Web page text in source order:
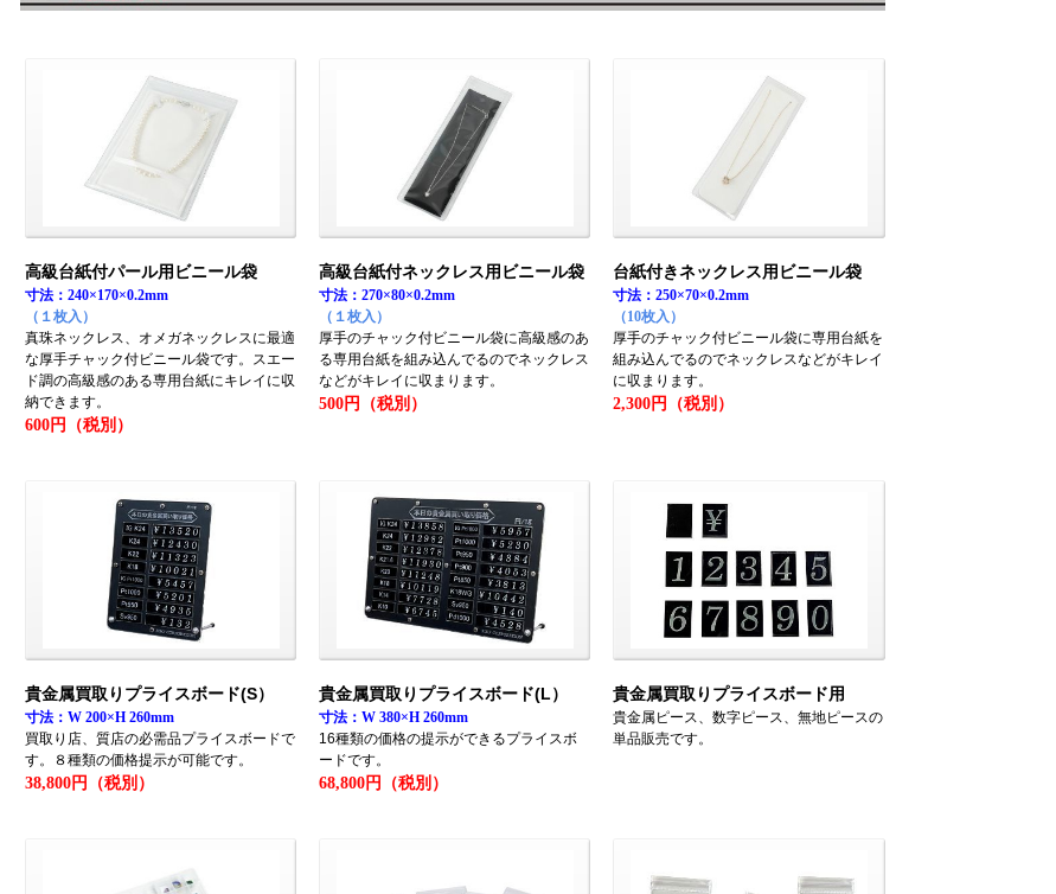
高級台紙付パール用ビニール袋
寸法：240×170×0.2mm
（１枚入）
真珠ネックレス、オメガネックレスに最適
な厚手チャック付ビニール袋です。スエー
ド調の高級感のある専用台紙にキレイに収
納できます。
600円（税別）
高級台紙付ネックレス用ビニール袋
寸法：270×80×0.2mm
（１枚入）
厚手のチャック付ビニール袋に高級感のあ
る専用台紙を組み込んでるのでネックレス
などがキレイに収まります。
500円（税別）
台紙付きネックレス用ビニール袋
寸法：250×70×0.2mm
（10枚入）
厚手のチャック付ビニール袋に専用台紙を
組み込んでるのでネックレスなどがキレイ
に収まります。
2,300円（税別）
貴金属買取りプライスボード(S）
寸法：W 200×H 260mm
買取り店、質店の必需品プライスボードで
す。８種類の価格提示が可能です。
38,800円（税別）
貴金属買取りプライスボード(L）
寸法：W 380×H 260mm
16種類の価格の提示ができるプライスボ
ードです。
68,800円（税別）
貴金属買取りプライスボード用
貴金属ピース、数字ピース、無地ピースの
単品販売です。